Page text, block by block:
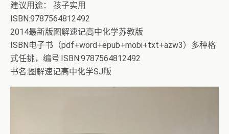
建议用途： 孩子实用
ISBN:9787564812492
2014最新版图解速记高中化学苏教版
ISBN电子书（pdf+word+epub+mobi+txt+azw3）多种格
式任挑，编号:ISBN:9787564812492
书名:图解速记高中化学SJ版